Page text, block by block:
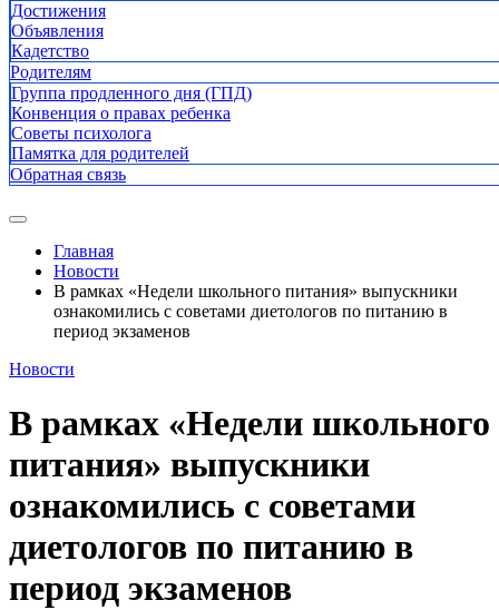
Достижения
Объявления
Кадетство
Родителям
Группа продленного дня (ГПД)
Конвенция о правах ребенка
Советы психолога
Памятка для родителей
Обратная связь
Главная
Новости
В рамках «Недели школьного питания» выпускники
ознакомились с советами диетологов по питанию в
период экзаменов
Новости
В рамках «Недели школьного
питания» выпускники
ознакомились с советами
диетологов по питанию в
период экзаменов